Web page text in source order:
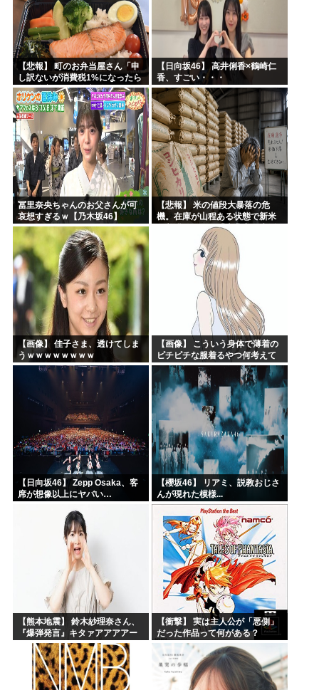
【悲報】 町のお弁当屋さん「申
し訳ないが消費税1%になったら
その分商品代を値上げするわ」
【日向坂46】 高井俐香×鶴崎仁
香、すごい・・・
冨里奈央ちゃんのお父さんが可
哀想すぎるｗ【乃木坂46】
【悲報】 米の値段大暴落の危
機。在庫が山程ある状態で新米
の収穫始まる。「米農家が生活
【画像】 佳子さま、透けてしま
うｗｗｗｗｗｗｗｗ
【画像】 こういう身体で薄着の
ピチピチな服着るやつ何考えて
るんだよ
【日向坂46】 Zepp Osaka、客
席が想像以上にヤバい…
【櫻坂46】 リアミ、説教おじさ
んが現れた模様...
【熊本地震】 鈴木紗理奈さん、
『爆弾発言』キタァアアアアー
ーーーーー！！
【衝撃】 実は主人公が「悪側」
だった作品って何がある？